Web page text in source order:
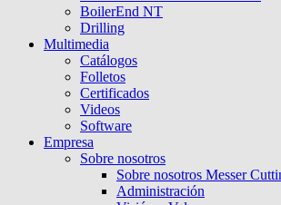
BoilerEnd NT
Drilling
Multimedia
Catálogos
Folletos
Certificados
Videos
Software
Empresa
Sobre nosotros
Sobre nosotros Messer
Administración